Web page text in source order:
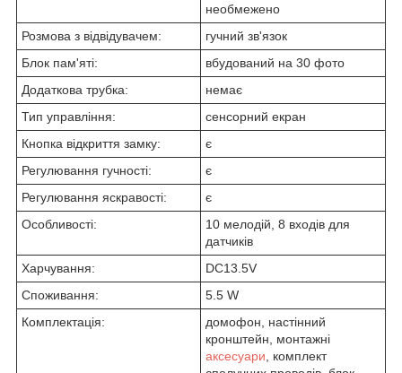
необмежено
Розмова з відвідувачем:
гучний зв'язок
Блок пам'яті:
вбудований на 30 фото
Додаткова трубка:
немає
Тип управління:
сенсорний екран
Кнопка відкриття замку:
є
Регулювання гучності:
є
Регулювання яскравості:
є
Особливості:
10 мелодій, 8 входів для
датчиків
Харчування:
DC13.5V
Споживання:
5.5 W
Комплектація:
домофон, настінний
кронштейн, монтажні
аксесуари , комплект